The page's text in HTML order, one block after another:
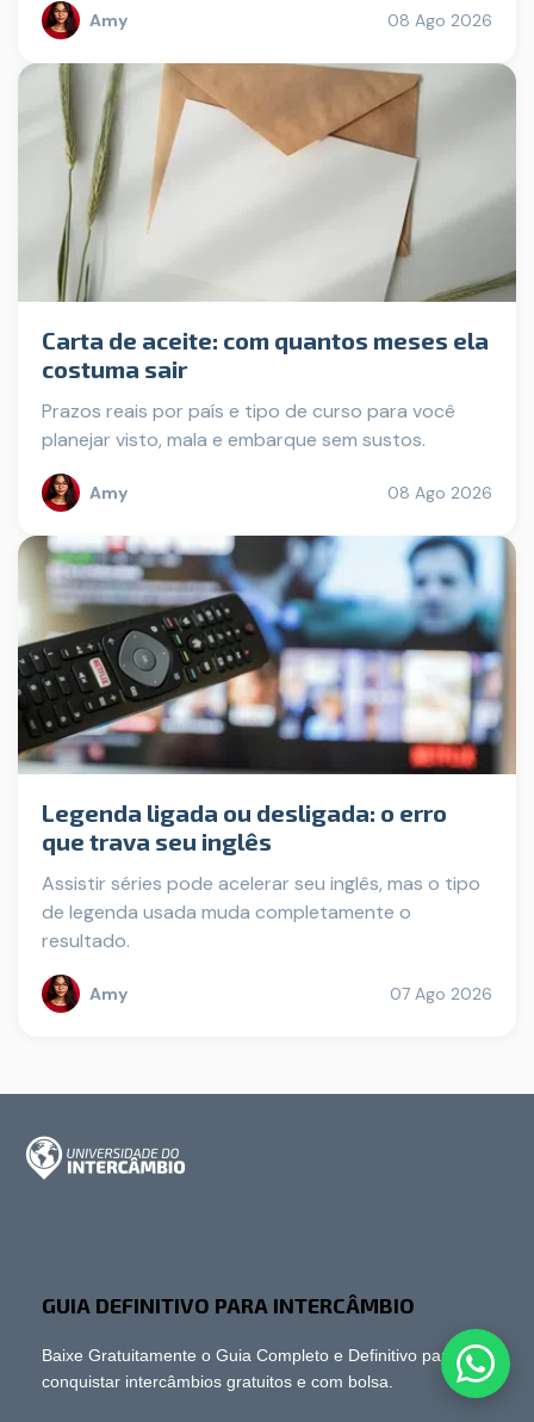
Amy 08 Ago 2026
Carta de aceite: com quantos meses ela
costuma sair
Prazos reais por país e tipo de curso para você
planejar visto, mala e embarque sem sustos.
Amy 08 Ago 2026
Legenda ligada ou desligada: o erro
que trava seu inglês
Assistir séries pode acelerar seu inglês, mas o tipo
de legenda usada muda completamente o
resultado.
Amy 07 Ago 2026
GUIA DEFINITIVO PARA INTERCÂMBIO
Baixe Gratuitamente o Guia Completo e Definitivo para
conquistar intercâmbios gratuitos e com bolsa.